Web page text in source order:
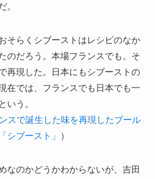
。
そらくシブーストはレシピのなか
のだろう。本場フランスでも。そ
再現した。日本にもシブーストの
在では、フランスでも日本でも一
いう。
スで誕生した味を再現したブール
シブースト」
）
なのかどうかわからないが、吉田